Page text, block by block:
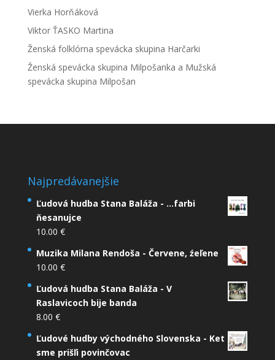
Vierka Horňáková
Viktor ŤASKO Martina
Ženská folklórna spevácka skupina Harčarki
Ženská spevácka skupina Milpošanka a Mužská
spevácka skupina Milpošan
Najpredávanejšie
Ľudová hudba Stana Baláža - ...farbi
ňesanujce
10.00 €
Muzika Milana Rendoša - Červene, źeľene
10.00 €
Ľudová hudba Stana Baláža - V
Raslavicoch bije banda
8.00 €
Ľudové hudby východného Slovenska - Ket
sme prišľi povinčovac